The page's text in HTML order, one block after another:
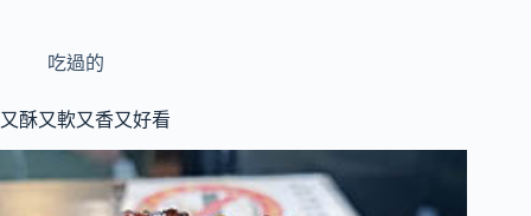
吃過的
又酥又軟又香又好看